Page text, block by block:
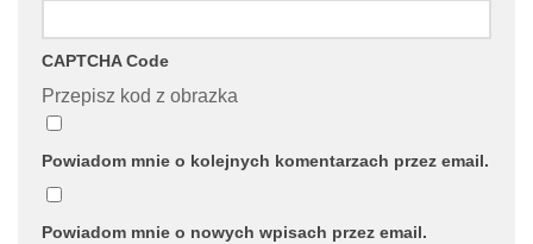
CAPTCHA Code
Przepisz kod z obrazka
Powiadom mnie o kolejnych komentarzach przez email.
Powiadom mnie o nowych wpisach przez email.